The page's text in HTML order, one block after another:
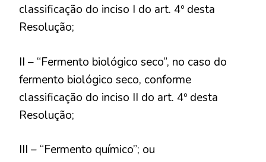
classificação do inciso I do art. 4º desta
Resolução;
II – “Fermento biológico seco”, no caso do
fermento biológico seco, conforme
classificação do inciso II do art. 4º desta
Resolução;
III – “Fermento químico”; ou